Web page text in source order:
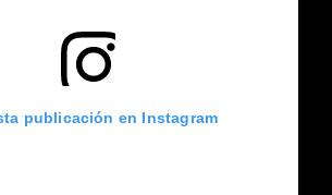
publicación en Instagram